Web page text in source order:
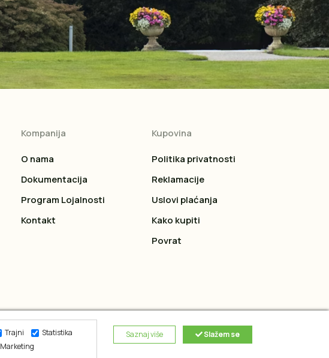
Kompanija
O nama
Dokumentacija
Program Lojalnosti
Kontakt
Kupovina
Politika privatnosti
Reklamacije
Uslovi plaćanja
Kako kupiti
Povrat
Trajni
Statistika
Marketing
Saznaj više Slažem se